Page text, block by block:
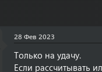
28 Фев 2023
Только на удачу.
Если рассчитывать